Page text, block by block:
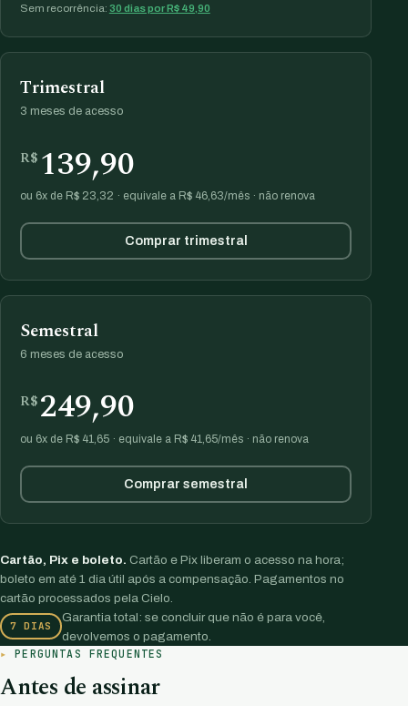
Sem recorrência: 30 dias por R$ 49,90
Trimestral
3 meses de acesso
R$ 139,90
ou 6x de R$ 23,32 · equivale a R$ 46,63/mês · não renova
Comprar trimestral
Semestral
6 meses de acesso
R$249,90
ou 6x de R$ 41,65 · equivale a R$ 41,65/mês · não renova
Comprar semestral
Cartão, Pix e boleto. Cartão e Pix liberam o acesso na hora;
boleto em até 1 dia útil após a compensação. Pagamentos no
cartão processados pela Cielo.
7 DIAS
Garantia total: se concluir que não é para você,
devolvemos o pagamento.
PERGUNTAS FREQUENTES
Antes de assinar